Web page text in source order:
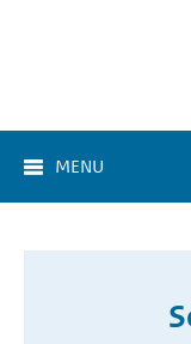
MENU